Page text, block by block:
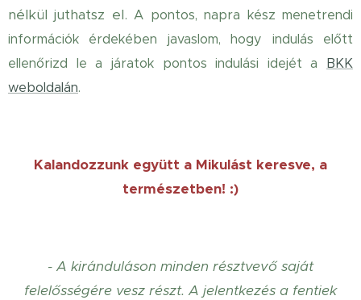
nélkül juthatsz el.A pontos, napra kész menetrendi
információk érdekében javaslom, hogy indulás előtt
ellenőrizd le a járatok pontos indulási idejét a BKK
weboldalán.
Kalandozzunk együtt a Mikulást keresve, a
természetben! :)
- A kiránduláson minden résztvevő saját
felelősségére vesz részt. A jelentkezés a fentiek